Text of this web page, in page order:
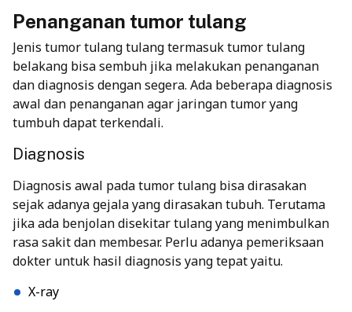
Penanganan tumor tulang
Jenis tumor tulang tulang termasuk tumor tulang
belakang bisa sembuh jika melakukan penanganan
dan diagnosis dengan segera. Ada beberapa diagnosis
awal dan penanganan agar jaringan tumor yang
tumbuh dapat terkendali.
Diagnosis
Diagnosis awal pada tumor tulang bisa dirasakan
sejak adanya gejala yang dirasakan tubuh. Terutama
jika ada benjolan disekitar tulang yang menimbulkan
rasa sakit dan membesar. Perlu adanya pemeriksaan
dokter untuk hasil diagnosis yang tepat yaitu.
X-ray